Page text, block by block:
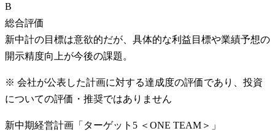
B
総合評価
新中計の目標は意欲的だが、具体的な利益目標や業績予想の
開示精度向上が今後の課題。
※ 会社が公表した計画に対する達成度の評価であり、投資
についての評価・推奨ではありません
新中期経営計画「ターゲット5 ＜ONE TEAM＞」